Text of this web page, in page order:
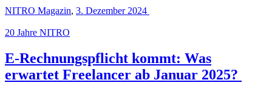
NITRO Magazin, 3. Dezember 2024
20 Jahre NITRO
E-Rechnungspflicht kommt: Was
erwartet Freelancer ab Januar 2025?